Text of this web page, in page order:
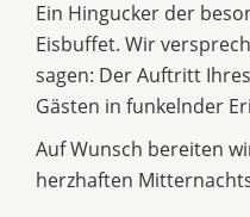
Ein Hingucker der
Eisbuffet. Wir
sagen: Der Auftritt
Gästen in funkelnder
Auf Wunsch bereiten
herzhaften